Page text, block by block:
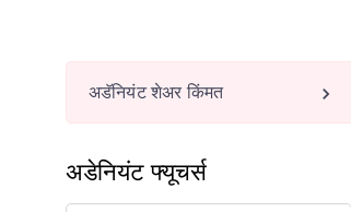
अडॅनियंट शेअर किंमत
अडेनियंट फ्यूचर्स